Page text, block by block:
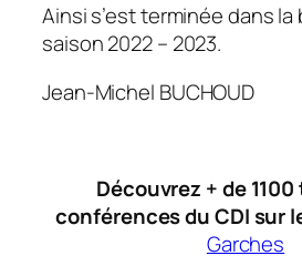
Ainsi s’est terminée dans
saison 2022 – 2023.
Jean-Michel BUCHOUD
Découvrez + de
conférences du CDI sur
Garches